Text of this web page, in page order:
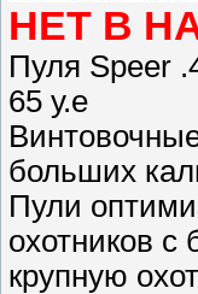
НЕТ В
Пуля Speer
65 у.е
больших
Пули
охотников
крупную